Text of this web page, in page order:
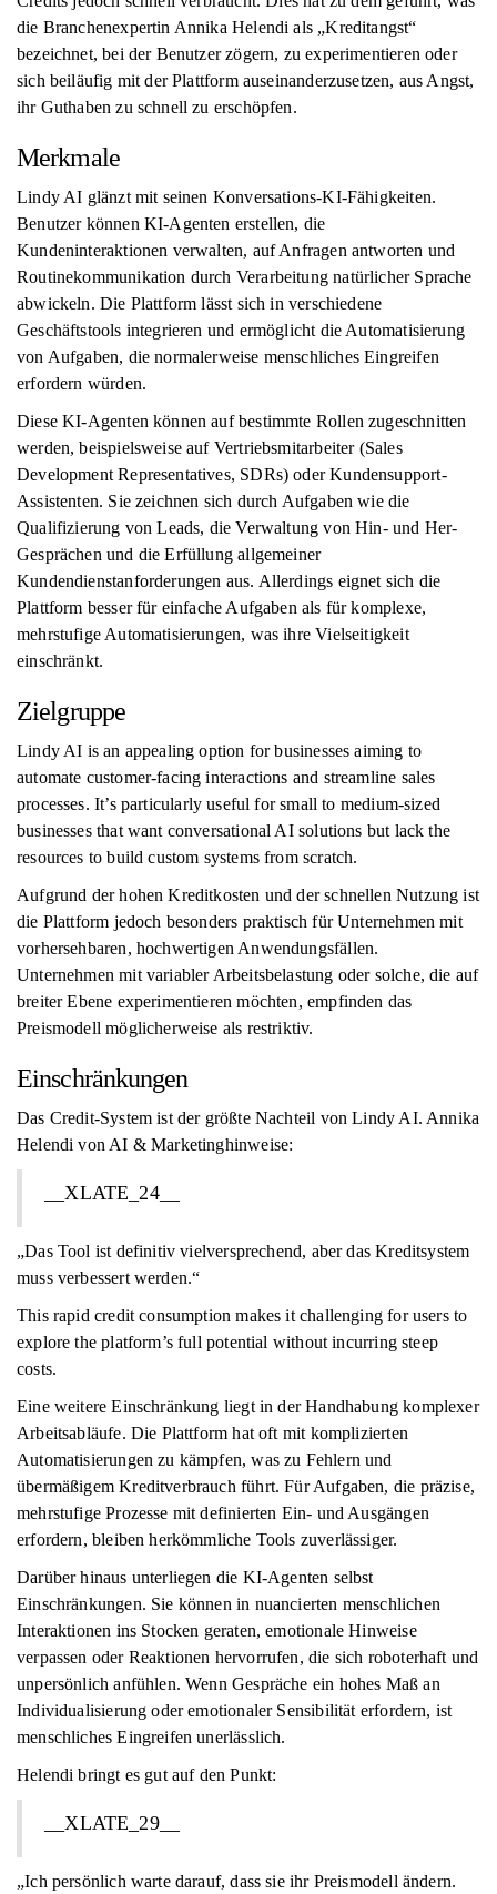
die Branchenexpertin Annika Helendi als „Kreditangst“
bezeichnet, bei der Benutzer zögern, zu experimentieren oder
sich beiläufig mit der Plattform auseinanderzusetzen, aus Angst,
ihr Guthaben zu schnell zu erschöpfen.
Merkmale
Lindy AI glänzt mit seinen Konversations-KI-Fähigkeiten.
Benutzer können KI-Agenten erstellen, die
Kundeninteraktionen verwalten, auf Anfragen antworten und
Routinekommunikation durch Verarbeitung natürlicher Sprache
abwickeln. Die Plattform lässt sich in verschiedene
Geschäftstools integrieren und ermöglicht die Automatisierung
von Aufgaben, die normalerweise menschliches Eingreifen
erfordern würden.
Diese KI-Agenten können auf bestimmte Rollen zugeschnitten
werden, beispielsweise auf Vertriebsmitarbeiter (Sales
Development Representatives, SDRs) oder Kundensupport-
Assistenten. Sie zeichnen sich durch Aufgaben wie die
Qualifizierung von Leads, die Verwaltung von Hin- und Her-
Gesprächen und die Erfüllung allgemeiner
Kundendienstanforderungen aus. Allerdings eignet sich die
Plattform besser für einfache Aufgaben als für komplexe,
mehrstufige Automatisierungen, was ihre Vielseitigkeit
einschränkt.
Zielgruppe
Lindy AI is an appealing option for businesses aiming to
automate customer-facing interactions and streamline sales
processes. It’s particularly useful for small to medium-sized
businesses that want conversational AI solutions but lack the
resources to build custom systems from scratch.
Aufgrund der hohen Kreditkosten und der schnellen Nutzung ist
die Plattform jedoch besonders praktisch für Unternehmen mit
vorhersehbaren, hochwertigen Anwendungsfällen.
Unternehmen mit variabler Arbeitsbelastung oder solche, die auf
breiter Ebene experimentieren möchten, empfinden das
Preismodell möglicherweise als restriktiv.
Einschränkungen
Das Credit-System ist der größte Nachteil von Lindy AI. Annika
Helendi von AI & Marketinghinweise:
__XLATE_24__
„Das Tool ist definitiv vielversprechend, aber das Kreditsystem
muss verbessert werden.“
This rapid credit consumption makes it challenging for users to
explore the platform’s full potential without incurring steep
costs.
Eine weitere Einschränkung liegt in der Handhabung komplexer
Arbeitsabläufe. Die Plattform hat oft mit komplizierten
Automatisierungen zu kämpfen, was zu Fehlern und
übermäßigem Kreditverbrauch führt. Für Aufgaben, die präzise, ​​
mehrstufige Prozesse mit definierten Ein- und Ausgängen
erfordern, bleiben herkömmliche Tools zuverlässiger.
Darüber hinaus unterliegen die KI-Agenten selbst
Einschränkungen. Sie können in nuancierten menschlichen
Interaktionen ins Stocken geraten, emotionale Hinweise
verpassen oder Reaktionen hervorrufen, die sich roboterhaft und
unpersönlich anfühlen. Wenn Gespräche ein hohes Maß an
Individualisierung oder emotionaler Sensibilität erfordern, ist
menschliches Eingreifen unerlässlich.
Helendi bringt es gut auf den Punkt:
__XLATE_29__
„Ich persönlich warte darauf, dass sie ihr Preismodell ändern.